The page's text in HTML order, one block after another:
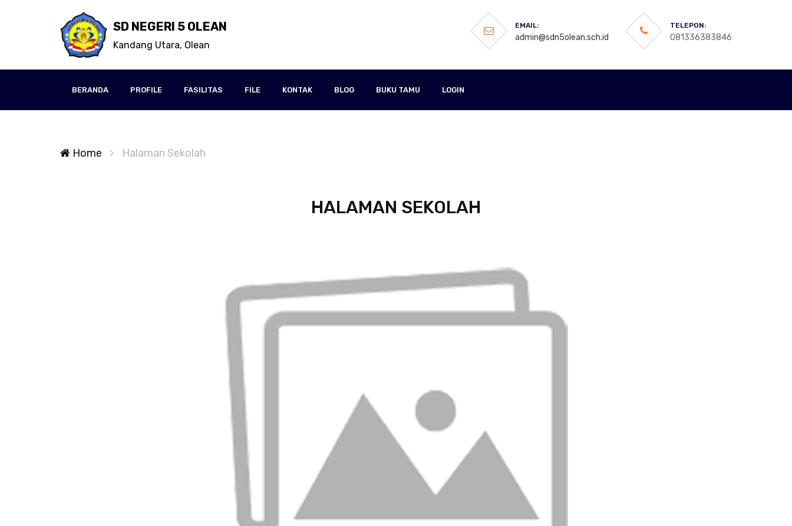
SD NEGERI 5 OLEAN
Kandang Utara, Olean
EMAIL:
admin@sdn5olean.sch.id
TELEPON:
081336383846
BERANDA PROFILE FASILITAS FILE KONTAK BLOG BUKU TAMU LOGIN
Home Halaman Sekolah
HALAMAN SEKOLAH